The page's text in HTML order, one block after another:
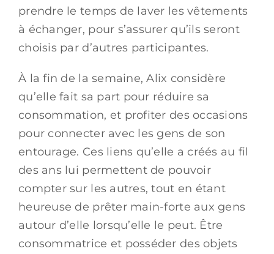
prendre le temps de laver les vêtements
à échanger, pour s’assurer qu’ils seront
choisis par d’autres participantes.
À la fin de la semaine, Alix considère
qu’elle fait sa part pour réduire sa
consommation, et profiter des occasions
pour connecter avec les gens de son
entourage. Ces liens qu’elle a créés au fil
des ans lui permettent de pouvoir
compter sur les autres, tout en étant
heureuse de prêter main-forte aux gens
autour d’elle lorsqu’elle le peut. Être
consommatrice et posséder des objets